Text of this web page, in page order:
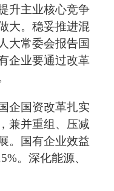
升主业核心竞争
大。稳妥推进混
大常委会报告国
企业要通过改革
国资改革扎实
兼并重组、压减
。国有企业效益
。深化能源、